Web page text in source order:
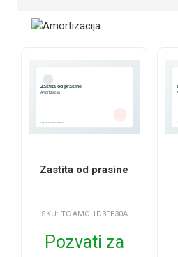
Zastita od prasine
SKU: TC-AMO-1D3FE30A
Pozvati za